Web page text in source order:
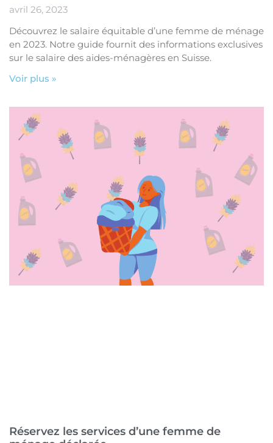
avril 26, 2023
Découvrez le salaire équitable d’une femme de ménage
en 2023. Notre guide fournit des informations exclusives
sur le salaire des aides-ménagères en Suisse.
Voir plus »
Réservez les services d’une femme de